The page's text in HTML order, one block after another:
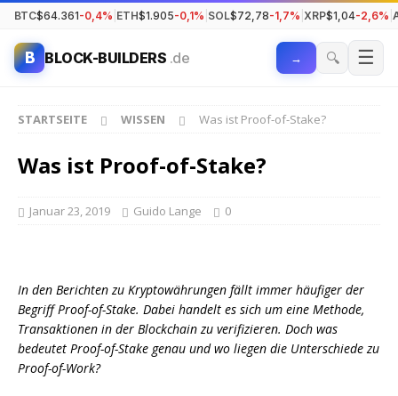
BTC$64.361-0,4% ETH$1.905-0,1% SOL$72,78-1,7% XRP$1,04-2,6%
B BLOCK-BUILDERS .de → 🔍 ☰
STARTSEITE WISSEN Was ist Proof-of-Stake?
Was ist Proof-of-Stake?
Januar 23, 2019 Guido Lange 0
In den Berichten zu Kryptowährungen fällt immer häufiger der
Begriff Proof-of-Stake. Dabei handelt es sich um eine Methode,
Transaktionen in der Blockchain zu verifizieren. Doch was
bedeutet Proof-of-Stake genau und wo liegen die Unterschiede zu
Proof-of-Work?